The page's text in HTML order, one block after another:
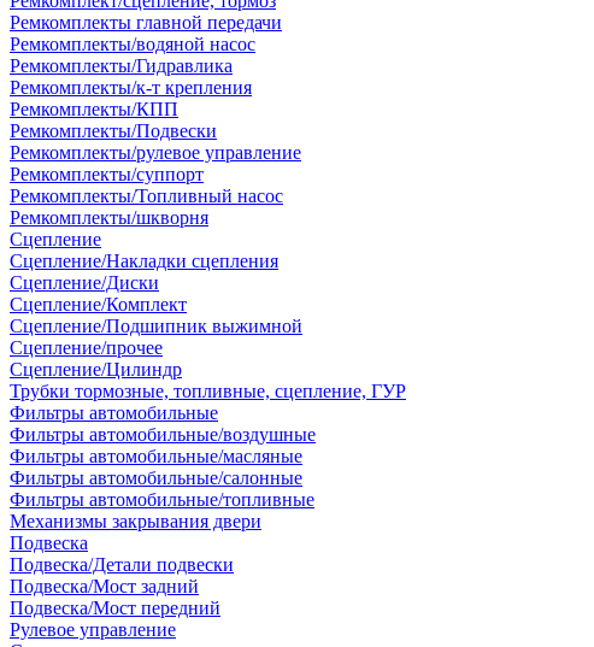
Ремкомплекты главной передачи
Ремкомплекты/водяной насос
Ремкомплекты/Гидравлика
Ремкомплекты/к-т крепления
Ремкомплекты/КПП
Ремкомплекты/Подвески
Ремкомплекты/рулевое управление
Ремкомплекты/суппорт
Ремкомплекты/Топливный насос
Ремкомплекты/шкворня
Сцепление
Сцепление/Накладки сцепления
Сцепление/Диски
Сцепление/Комплект
Сцепление/Подшипник выжимной
Сцепление/прочее
Сцепление/Цилиндр
Трубки тормозные, топливные, сцепление, ГУР
Фильтры автомобильные
Фильтры автомобильные/воздушные
Фильтры автомобильные/масляные
Фильтры автомобильные/салонные
Фильтры автомобильные/топливные
Механизмы закрывания двери
Подвеска
Подвеска/Детали подвески
Подвеска/Мост задний
Подвеска/Мост передний
Рулевое управление